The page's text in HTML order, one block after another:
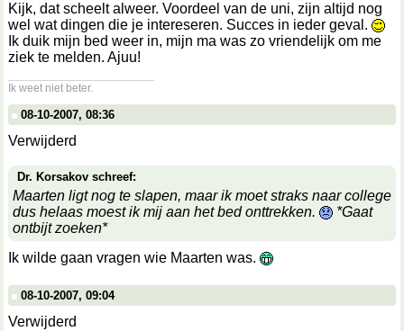
Kijk, dat scheelt alweer. Voordeel van de uni, zijn altijd nog
wel wat dingen die je intereseren. Succes in ieder geval.
Ik duik mijn bed weer in, mijn ma was zo vriendelijk om me
ziek te melden. Ajuu!
Ik weet niet beter.
08-10-2007, 08:36
Verwijderd
Dr. Korsakov schreef:
Maarten ligt nog te slapen, maar ik moet straks naar college
dus helaas moest ik mij aan het bed onttrekken.
*Gaat
ontbijt zoeken*
Ik wilde gaan vragen wie Maarten was.
08-10-2007, 09:04
Verwijderd